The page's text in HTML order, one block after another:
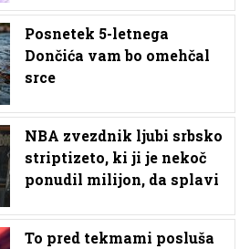
Posnetek 5-letnega
Dončića vam bo omehčal
srce
NBA zvezdnik ljubi srbsko
striptizeto, ki ji je nekoč
ponudil milijon, da splavi
To pred tekmami posluša